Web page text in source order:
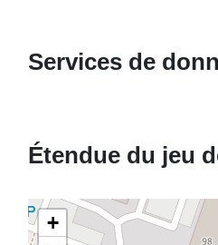
Services de
Étendue du jeu
+